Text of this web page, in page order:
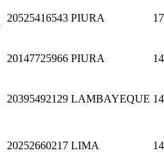
20525416543 PIURA
20147725966 PIURA
20395492129 LAMBAYEQUE
20252660217 LIMA